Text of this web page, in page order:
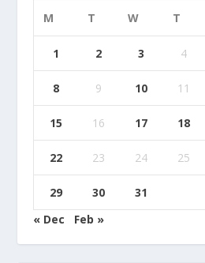
M T W T
1 2 3 4
8 9 10 11
15 16 17 18
22 23 24 25
29 30
31
« Dec
Feb »